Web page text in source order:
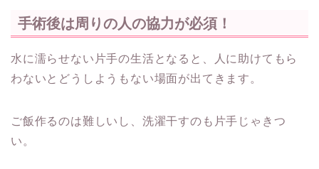
手術後は周りの人の協力が必須！
水に濡らせない片手の生活となると、人に助けてもら
わないとどうしようもない場面が出てきます。
ご飯作るのは難しいし、洗濯干すのも片手じゃきつ
い。